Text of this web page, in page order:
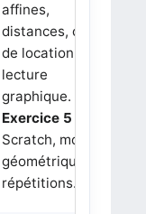
affines,
distances, coût
de location et
lecture
graphique.
Exercice 5 :
Scratch, motifs
géométriques et
répétitions.